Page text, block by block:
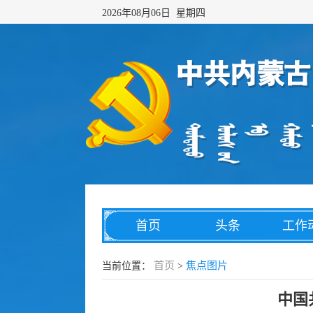
2026年08月06日 星期四
首页 头条 工作
网络传播 综合治理
当前位置： 首页 > 焦点图片
中国